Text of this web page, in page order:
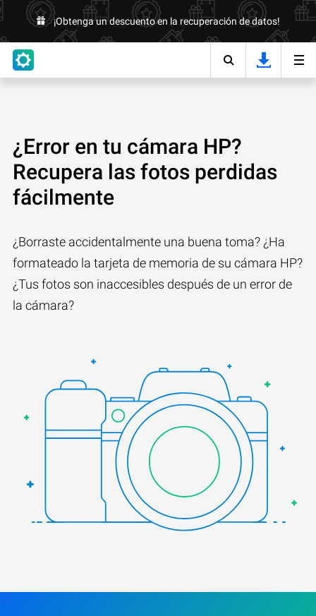
¡Obtenga un descuento en la recuperación de datos!
¿Error en tu cámara HP?
Recupera las fotos perdidas
fácilmente
¿Borraste accidentalmente una buena toma? ¿Ha
formateado la tarjeta de memoria de su cámara HP?
¿Tus fotos son inaccesibles después de un error de
la cámara?